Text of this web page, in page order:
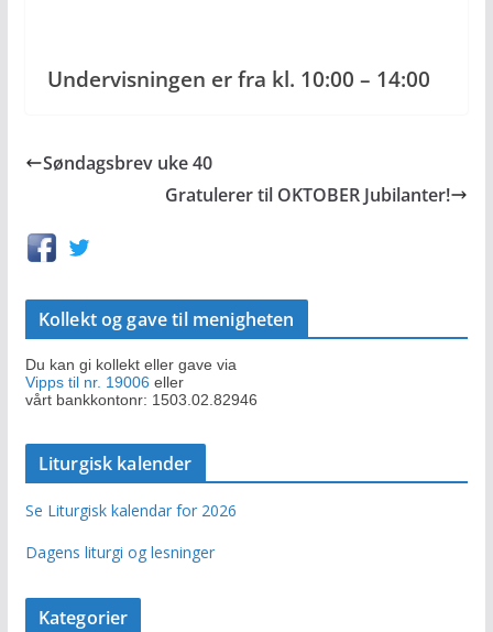
Undervisningen er fra kl. 10:00 – 14:00
Søndagsbrev uke 40
Gratulerer til OKTOBER Jubilanter!
Kollekt og gave til menigheten
Du kan gi kollekt eller gave via
Vipps til nr. 19006 eller
vårt bankkontonr: 1503.02.82946
Liturgisk kalender
Se Liturgisk kalendar for 2026
Dagens liturgi og lesninger
Kategorier